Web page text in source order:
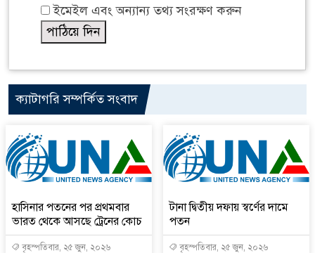
ইমেইল এবং অন্যান্য তথ্য সংরক্ষণ করুন
ক্যাটাগরি সম্পর্কিত সংবাদ
হাসিনার পতনের পর প্রথমবার
ভারত থেকে আসছে ট্রেনের কোচ
বৃহস্পতিবার, ২৫ জুন, ২০২৬
টানা দ্বিতীয় দফায় স্বর্ণের দামে
পতন
বৃহস্পতিবার, ২৫ জুন, ২০২৬